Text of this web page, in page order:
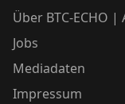
Über BTC-ECHO |
Jobs
Mediadaten
Impressum